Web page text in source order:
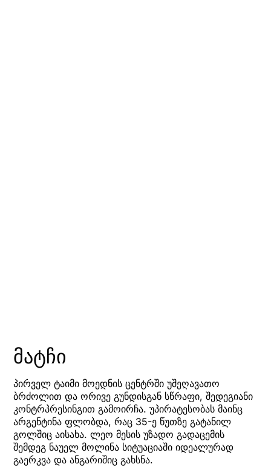
მატჩი
პირველ ტაიმი მოედნის ცენტრში უშეღავათო
ბრძოლით და ორივე გუნდისგან სწრაფი, შედეგიანი
კონტრპრესინგით გამოირჩა. უპირატესობას მაინც
არგენტინა ფლობდა, რაც 35-ე წუთზე გატანილ
გოლშიც აისახა. ლეო მესის უზადო გადაცემის
შემდეგ ნაუელ მოლინა სიტუაციაში იდეალურად
გაერკვა და ანგარიშიც გახსნა.